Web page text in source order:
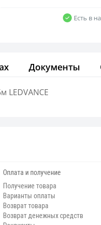
Есть в
Документы
LEDVANCE
Оплата и получение
Получение товара
Варианты оплаты
Возврат товара
Возврат денежных средств